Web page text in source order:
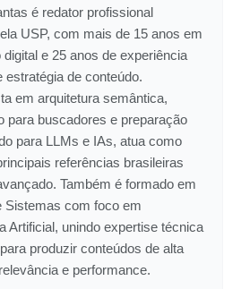
é redator profissional
USP, com mais de 15 anos em
digital e 25 anos de experiência
estratégia de conteúdo.
em arquitetura semântica,
para buscadores e preparação
para LLMs e IAs, atua como
referências brasileiras
Também é formado em
Sistemas com foco em
Artificial, unindo expertise técnica
produzir conteúdos de alta
e performance.